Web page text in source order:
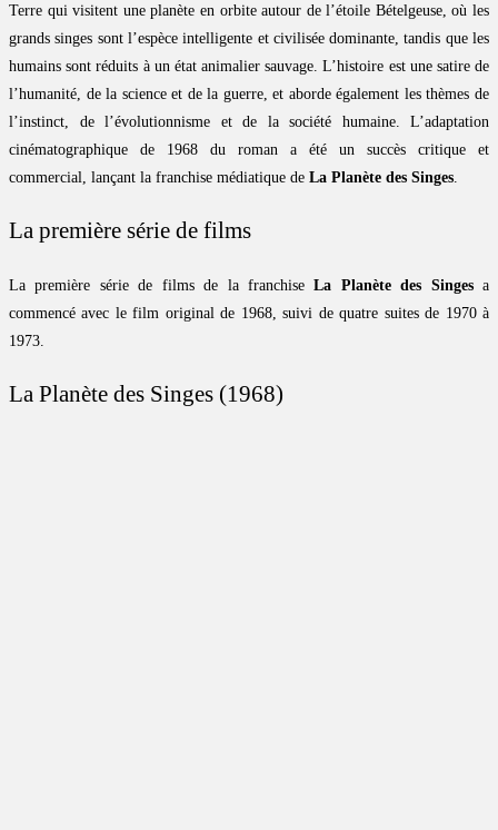
Terre qui visitent une planète en orbite autour de l’étoile Bételgeuse, où les
grands singes sont l’espèce intelligente et civilisée dominante, tandis que les
humains sont réduits à un état animalier sauvage. L’histoire est une satire de
l’humanité, de la science et de la guerre, et aborde également les thèmes de
l’instinct, de l’évolutionnisme et de la société humaine. L’adaptation
cinématographique de 1968 du roman a été un succès critique et
commercial, lançant la franchise médiatique de La Planète des Singes
La première série de films
La première série de films de la franchiseLa Planète des Singesa
commencé avec le film original de 1968, suivi de quatre suites de 1970 à
1973.
La Planète des Singes (1968)